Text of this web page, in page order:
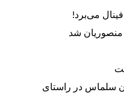
فینال می‌برد!
شد
سلماس در راستای